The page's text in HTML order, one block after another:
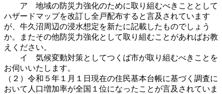
ア 地域の防災力強化のために取り組むべきこととして
ハザードマップを改訂し全戸配布すると言及されています
が、牛久沼周辺の浸水想定を新たに記載したものでしょう
か。またその他防災力強化として取り組むことがあればお教
えください。
イ 気候変動対策としてつくば市が取り組むべきことを
お伺いいたします。
（２）令和５年１月１日現在の住民基本台帳に基づく調査に
おいて人口増加率が全国１位になったことが言及されていま